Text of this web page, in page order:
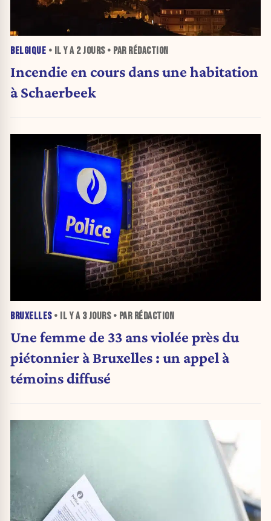
BELGIQUE • IL Y A 2 JOURS• PAR RÉDACTION
Incendie en cours dans une habitation
à Schaerbeek
BRUXELLES• IL Y A 3 JOURS• PAR RÉDACTION
Une femme de 33 ans violée près du
piétonnier à Bruxelles : un appel à
témoins diffusé